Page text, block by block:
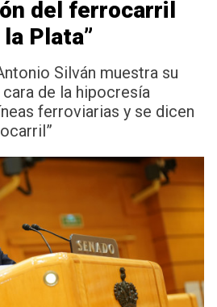
del ferrocarril
Plata”
Silván muestra su
de la hipocresía
ferroviarias y se dicen